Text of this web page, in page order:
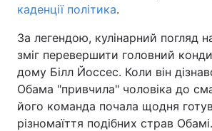
Економіка
Спорт Наука
Техно і зв'язок Лайт
Зброя
каденції політика.
За легендою, кулінарний погляд
зміг перевершити головний
дому Білл Йоссес. Коли він
Обама "привчила" чоловіка до
його команда почала щодня
різномаїття подібних страв